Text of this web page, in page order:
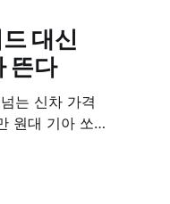
대신
뜬다
는 신차 가격
원대 기아 쏘
기본 탑재되